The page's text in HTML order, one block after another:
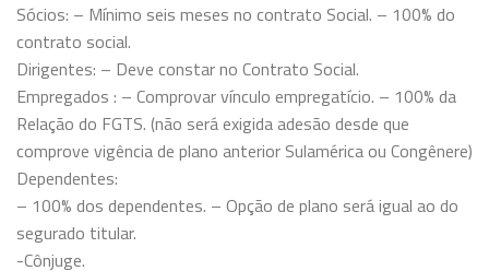
Sócios: – Mínimo seis meses no contrato Social. – 100% do
contrato social.
Dirigentes: – Deve constar no Contrato Social.
Empregados : – Comprovar vínculo empregatício. – 100% da
Relação do FGTS. (não será exigida adesão desde que
comprove vigência de plano anterior Sulamérica ou Congênere)
Dependentes:
– 100% dos dependentes. – Opção de plano será igual ao do
segurado titular.
-Cônjuge.